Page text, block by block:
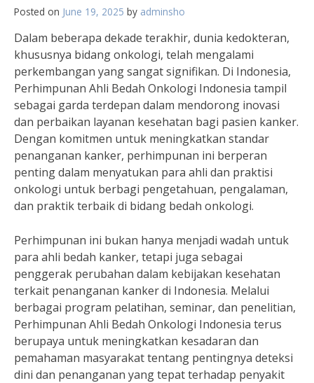
Posted on June 19, 2025 by adminsho
Dalam beberapa dekade terakhir, dunia kedokteran,
khususnya bidang onkologi, telah mengalami
perkembangan yang sangat signifikan. Di Indonesia,
Perhimpunan Ahli Bedah Onkologi Indonesia tampil
sebagai garda terdepan dalam mendorong inovasi
dan perbaikan layanan kesehatan bagi pasien kanker.
Dengan komitmen untuk meningkatkan standar
penanganan kanker, perhimpunan ini berperan
penting dalam menyatukan para ahli dan praktisi
onkologi untuk berbagi pengetahuan, pengalaman,
dan praktik terbaik di bidang bedah onkologi.
Perhimpunan ini bukan hanya menjadi wadah untuk
para ahli bedah kanker, tetapi juga sebagai
penggerak perubahan dalam kebijakan kesehatan
terkait penanganan kanker di Indonesia. Melalui
berbagai program pelatihan, seminar, dan penelitian,
Perhimpunan Ahli Bedah Onkologi Indonesia terus
berupaya untuk meningkatkan kesadaran dan
pemahaman masyarakat tentang pentingnya deteksi
dini dan penanganan yang tepat terhadap penyakit